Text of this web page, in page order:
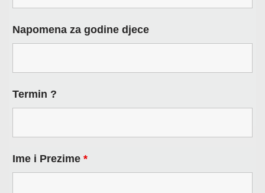
Napomena za godine djece
Termin ?
Ime i Prezime *